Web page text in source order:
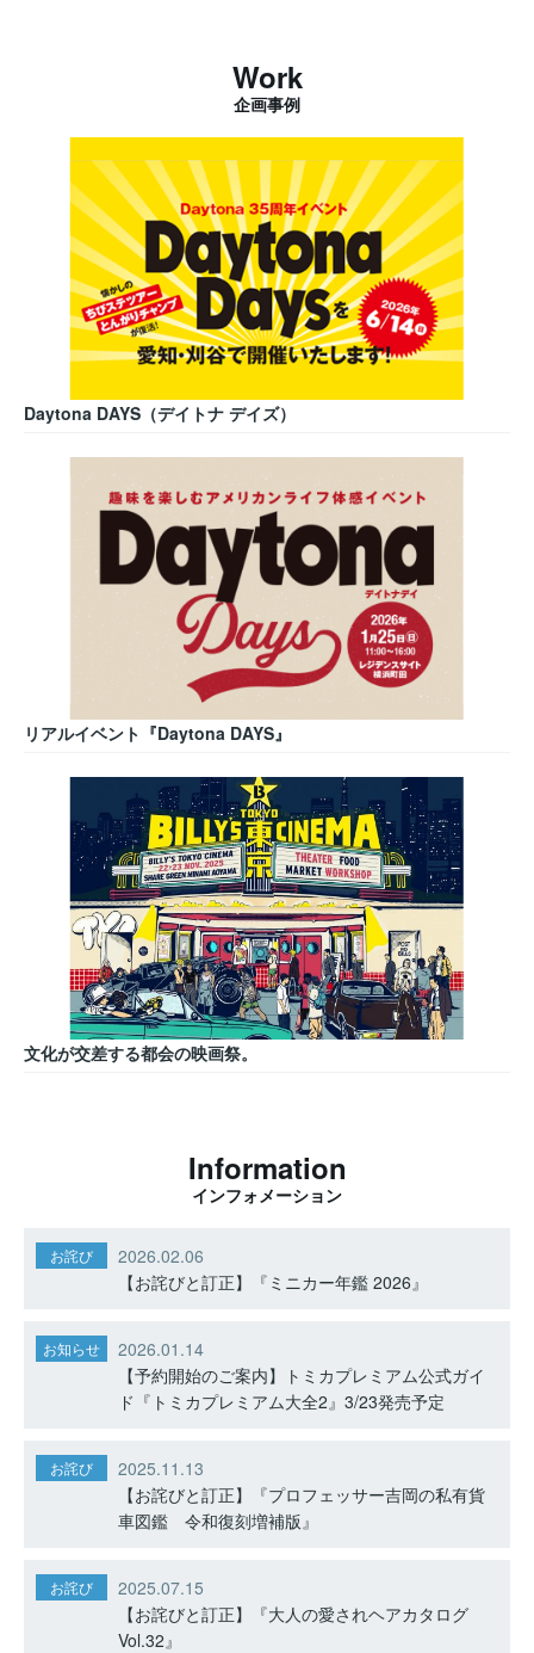
Work
企画事例
Daytona DAYS（デイトナ デイズ）
リアルイベント『Daytona DAYS』
文化が交差する都会の映画祭。
Information
インフォメーション
お詫び
2026.02.06
【お詫びと訂正】『ミニカー年鑑 2026』
お知らせ
2026.01.14
【予約開始のご案内】トミカプレミアム公式ガイ
ド『トミカプレミアム大全2』3/23発売予定
お詫び
2025.11.13
【お詫びと訂正】『プロフェッサー吉岡の私有貨
車図鑑 令和復刻増補版』
お詫び
2025.07.15
【お詫びと訂正】『大人の愛されヘアカタログ
Vol.32』